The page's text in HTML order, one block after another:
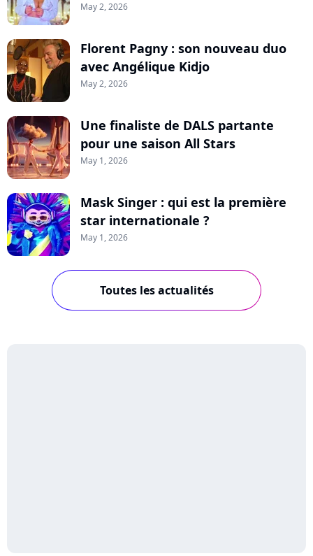
May 2, 2026
Florent Pagny : son nouveau duo
avec Angélique Kidjo
May 2, 2026
Une finaliste de DALS partante
pour une saison All Stars
May 1, 2026
Mask Singer : qui est la première
star internationale ?
May 1, 2026
Toutes les actualités